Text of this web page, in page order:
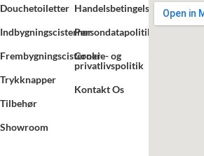
Douchetoiletter
Indbygningscisterner
Frembygningscisterner
Trykknapper
Tilbehør
Showroom
Handelsbetingelser
Persondatapolitik
Cookie- og
privatlivspolitik
Kontakt Os